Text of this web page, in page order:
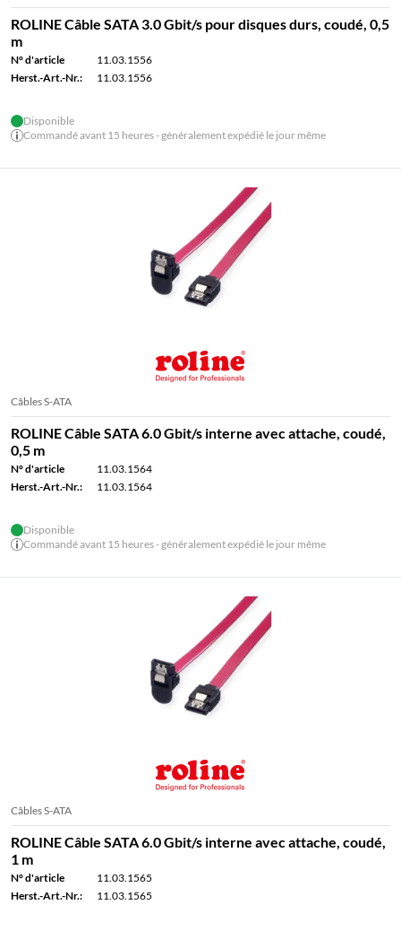
ROLINE Câble SATA 3.0 Gbit/s pour disques durs, coudé, 0,5
m
N° d'article
11.03.1556
Herst.-Art.-Nr.:
11.03.1556
Disponible
Commandé avant 15 heures - généralement expédié le jour même
Câbles S-ATA
ROLINE Câble SATA 6.0 Gbit/s interne avec attache, coudé,
0,5 m
N° d'article
11.03.1564
Herst.-Art.-Nr.:
11.03.1564
Disponible
Commandé avant 15 heures - généralement expédié le jour même
Câbles S-ATA
ROLINE Câble SATA 6.0 Gbit/s interne avec attache, coudé,
1 m
N° d'article
11.03.1565
Herst.-Art.-Nr.:
11.03.1565